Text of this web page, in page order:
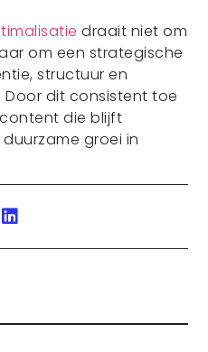
draait niet om
om een strategische
structuur en
dit consistent toe
die blijft
groei in